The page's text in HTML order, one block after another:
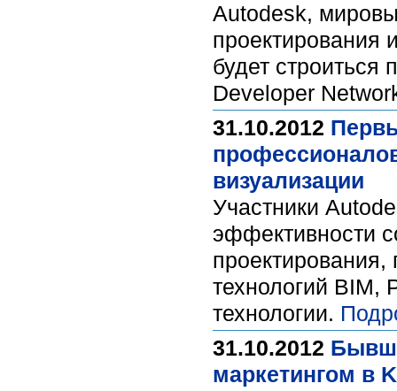
Autodesk,
проектирования
будет строиться
Developer
31.10.2012
визуализации
Участники
эффективности
проектирования,
технологий
технологии.
31.10.2012
маркетингом в